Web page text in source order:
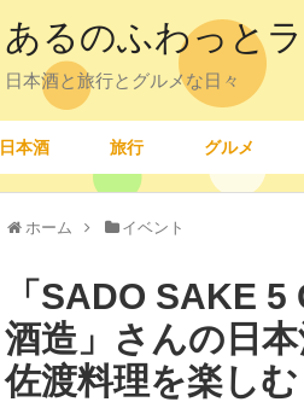
あるのふわっと
日本酒と旅行とグルメな日々
日本酒 旅行 グルメ
ホーム イベント
「SADO SAKE
酒造」さんの日
佐渡料理を楽し